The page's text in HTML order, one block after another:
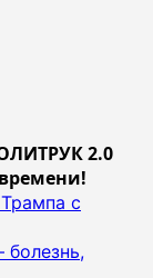
2.0
с
болезнь,